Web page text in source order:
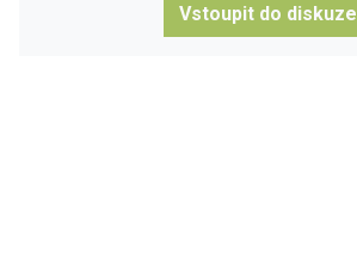
Vstoupit do diskuze